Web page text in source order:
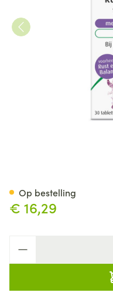
€ 16,29
Op bestelling